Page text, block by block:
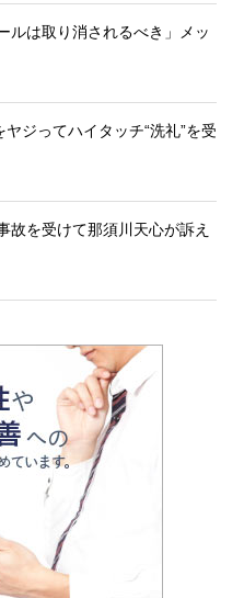
ルは取り消されるべき」メッ
ジってハイタッチ“洗礼”を受
を受けて那須川天心が訴え